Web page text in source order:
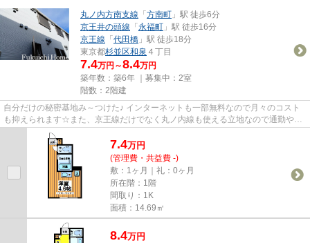
丸ノ内方南支線 「方南町 」駅 徒歩6分
京王井の頭線 「永福町 」駅 徒歩16分
京王線 「代田橋 」駅 徒歩18分
東京都杉並区和泉 ４丁目
7.4万円～8.4万円
築年数：築6年 ｜募集中： 2室
階数：2階建
自分だけの秘密基地み～つけた♪ インターネットも一部無料なので月々のコスト
も抑えられます☆また、京王線だけでなく丸ノ内線も使える立地なので通勤や休
日のお出かけは楽ちんです(^_-)-☆
7.4万円
(管理費・共益費 -)
敷：1ヶ月｜礼：0ヶ月
所在階：1階
間取り：1K
面積：14.69㎡
8.4万円